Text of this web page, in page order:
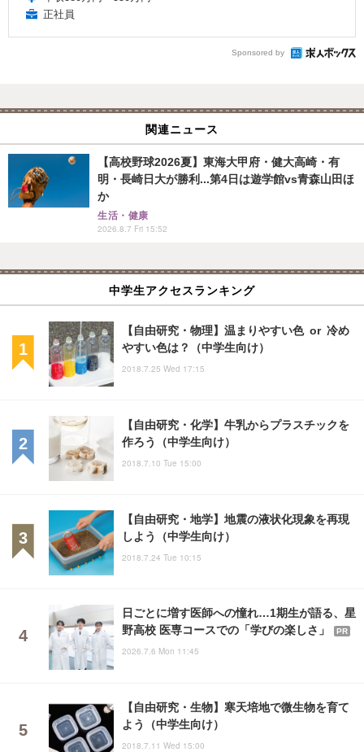
正社員
Sponsored by
関連ニュース
【高校野球2026夏】東海大甲府・健大高崎・有
明・長崎日大が勝利...第4日は遊学館vs青森山田ほ
か
生活・健康
2026.8.7 Fri 15:52
中学生アクセスランキング
【自由研究・物理】温まりやすい色 or 冷め
やすい色は？（中学生向け）
2018.7.25 Wed 17:15
【自由研究・化学】牛乳からプラスチックを
作ろう（中学生向け）
2018.7.10 Tue 15:00
【自由研究・地学】地震の液状化現象を再現
しよう（中学生向け）
2018.7.24 Tue 10:15
日ごとに増す医師への憧れ…1期生が語る、星
野高校 医専コースでの「学びの楽しさ」
PR
2026.7.6 Mon 11:45
【自由研究・生物】寒天培地で微生物を育て
よう（中学生向け）
2018.7.11 Wed 15:00